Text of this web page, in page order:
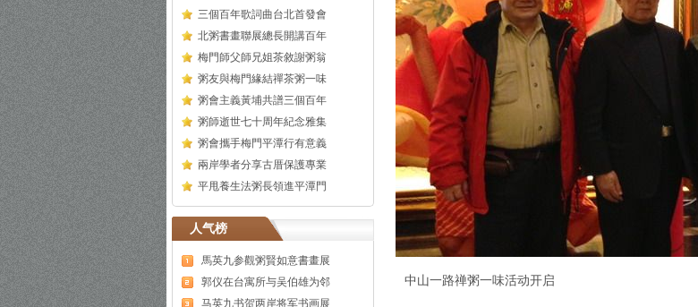
三個百年歌詞曲台北首發會
北粥書畫聯展總長開講百年
梅門師父師兄姐茶敘謝粥翁
粥友與梅門緣結禪茶粥一味
粥會主義黃埔共譜三個百年
粥師逝世七十周年紀念雅集
粥會攜手梅門平潭行有意義
兩岸學者分享古厝保護專業
平甩養生法粥長領進平潭門
人气榜
馬英九参觀粥賢如意書畫展
郭仪在台寓所与吴伯雄为邻
马英九书贺两岸将军书画展
中山一路禅粥一味活动开启